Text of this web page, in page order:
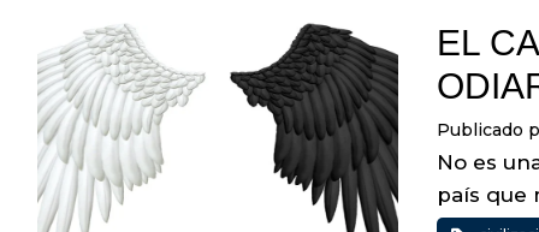
EL
Publicado
No es
país que